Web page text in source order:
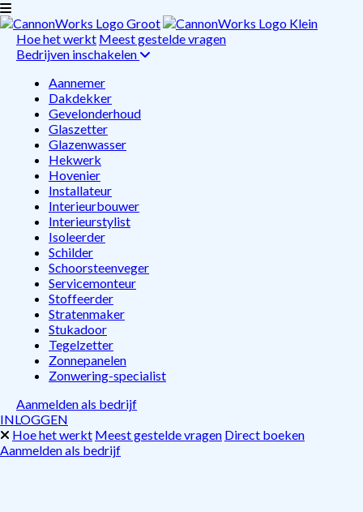
Hoe het werkt Meest gestelde vragen
Bedrijven inschakelen
Aannemer
Dakdekker
Gevelonderhoud
Glaszetter
Glazenwasser
Hekwerk
Hovenier
Installateur
Interieurbouwer
Interieurstylist
Isoleerder
Schilder
Schoorsteenveger
Servicemonteur
Stoffeerder
Stratenmaker
Stukadoor
Tegelzetter
Zonnepanelen
Zonwering-specialist
Aanmelden als bedrijf
INLOGGEN
Hoe het werkt Meest gestelde vragen Direct boeken
Aanmelden als bedrijf